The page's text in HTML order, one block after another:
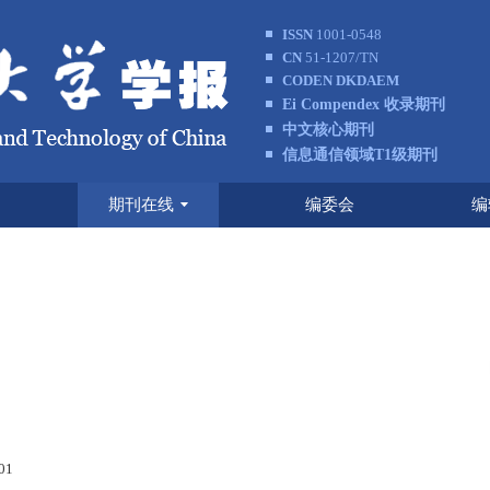
ISSN 1001-0548
CN 51-1207/TN
CODEN DKDAEM
Ei Compendex 收录期刊
中文核心期刊
信息通信领域T1级期刊
期刊在线 编委会